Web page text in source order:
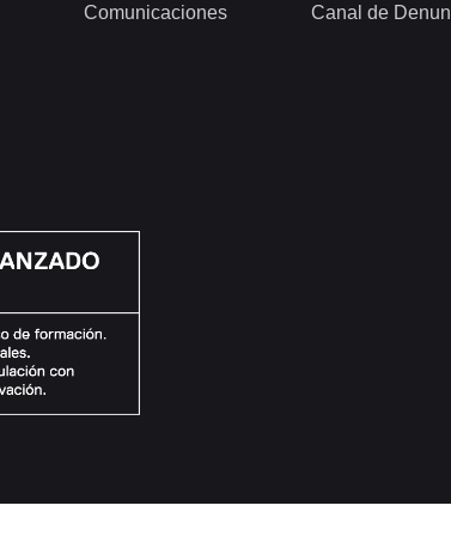
Comunicaciones Canal de